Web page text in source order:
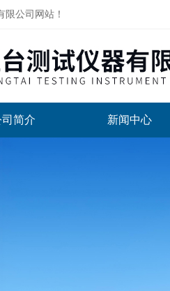
公司网站！
简介 新闻中心